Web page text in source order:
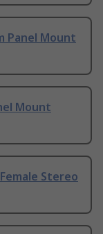
Panel Mount
Mount
Stereo